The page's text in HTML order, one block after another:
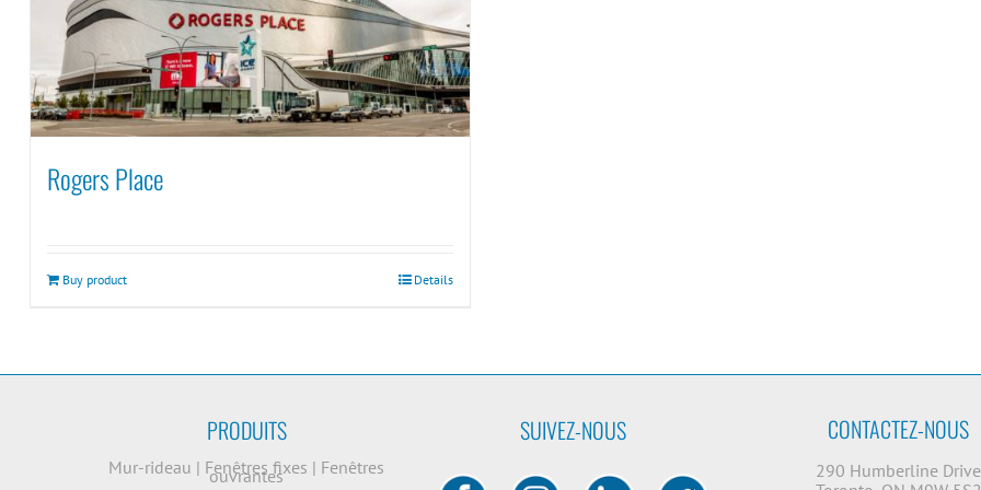
Rogers Place
Buy product Details
PRODUITS
Mur-rideau | Fenêtres fixes | Fenêtres
ouvrantes
SUIVEZ-NOUS CONTACTEZ-NOUS
290 Humberline Drive